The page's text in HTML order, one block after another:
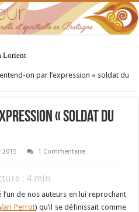
de la Bretagne chrétienne
on par l’expression « soldat du
« soldat du
2015
1 Commentaire
: 4 min
de nos auteurs en lui reprochant
Perrot) qu’il se définissait comme